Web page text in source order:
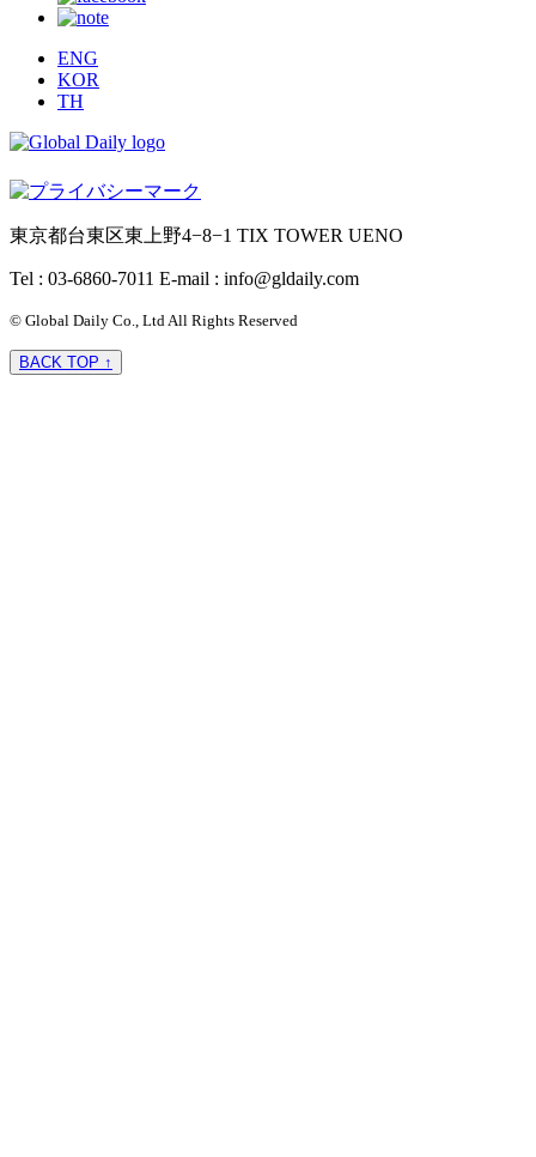
ENG
KOR
TH
東京都台東区東上野4−8−1 TIX TOWER UENO
Tel : 03-6860-7011 E-mail : info@gldaily.com
© Global Daily Co., Ltd All Rights Reserved
BACK TOP ↑